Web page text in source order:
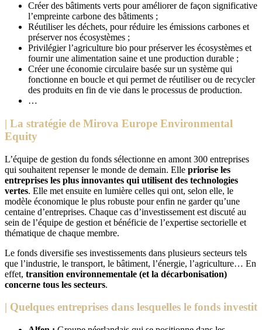
Créer des bâtiments verts pour améliorer de façon significative
l’empreinte carbone des bâtiments ;
Réutiliser les déchets, pour réduire les émissions carbones et
préserver nos écosystèmes ;
Privilégier l’agriculture bio pour préserver les écosystèmes et
fournir une alimentation saine et une production durable ;
Créer une économie circulaire basée sur un système qui
fonctionne en boucle et qui permet de réutiliser ou de recycler
des produits en fin de vie dans le processus de production.
…
| La stratégie de Mirova Europe Environmental
Equity
L’équipe de gestion du fonds sélectionne en amont 300 entreprises
qui souhaitent repenser le monde de demain. Elle priorise les
entreprises les plus innovantes qui utilisent des technologies
vertes. Elle met ensuite en lumière celles qui ont, selon elle, le
modèle économique le plus robuste pour enfin ne garder qu’une
centaine d’entreprises. Chaque cas d’investissement est discuté au
sein de l’équipe de gestion et bénéficie de l’expertise sectorielle et
thématique de chaque membre.
Le fonds diversifie ses investissements dans plusieurs secteurs tels
que l’industrie, le transport, le bâtiment, l’énergie, l’agriculture… En
effet, transition environnementale (et la décarbonisation)
concerne tous les secteurs.
| Quelques entreprises dans lesquelles le fonds investit